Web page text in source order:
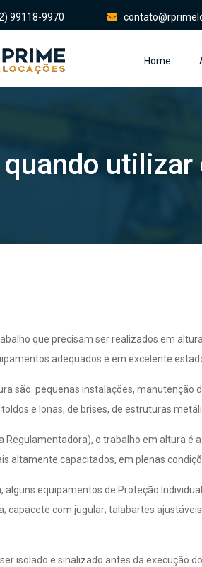
99118-9970
Home
que precisam ser realizados em
adequados e em excelente
são: pequenas instalações, manutenção
e lonas, de brises, de estruturas
Regulamentadora), o trabalho em altura
altamente capacitados, em plenas
alguns equipamentos de Proteção
capacete com jugular; talabartes
isolado e sinalizado antes da execução